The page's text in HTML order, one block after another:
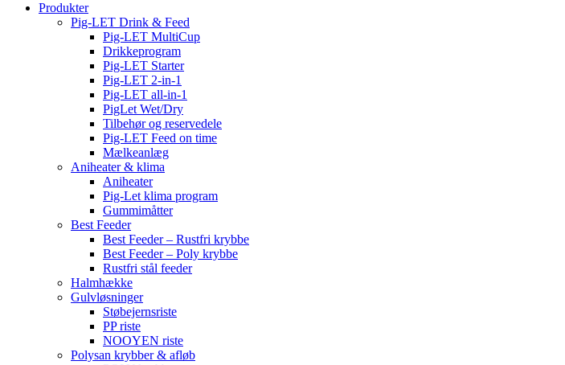
Produkter
Pig-LET Drink & Feed
Pig-LET MultiCup
Drikkeprogram
Pig-LET Starter
Pig-LET 2-in-1
Pig-LET all-in-1
PigLet Wet/Dry
Tilbehør og reservedele
Pig-LET Feed on time
Mælkeanlæg
Aniheater & klima
Aniheater
Pig-Let klima program
Gummimåtter
Best Feeder
Best Feeder – Rustfri krybbe
Best Feeder – Poly krybbe
Rustfri stål feeder
Halmhække
Gulvløsninger
Støbejernsriste
PP riste
NOOYEN riste
Polysan krybber & afløb